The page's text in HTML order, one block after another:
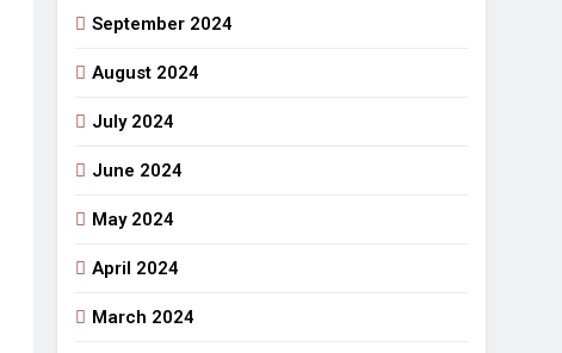
September 2024
August 2024
July 2024
June 2024
May 2024
April 2024
March 2024